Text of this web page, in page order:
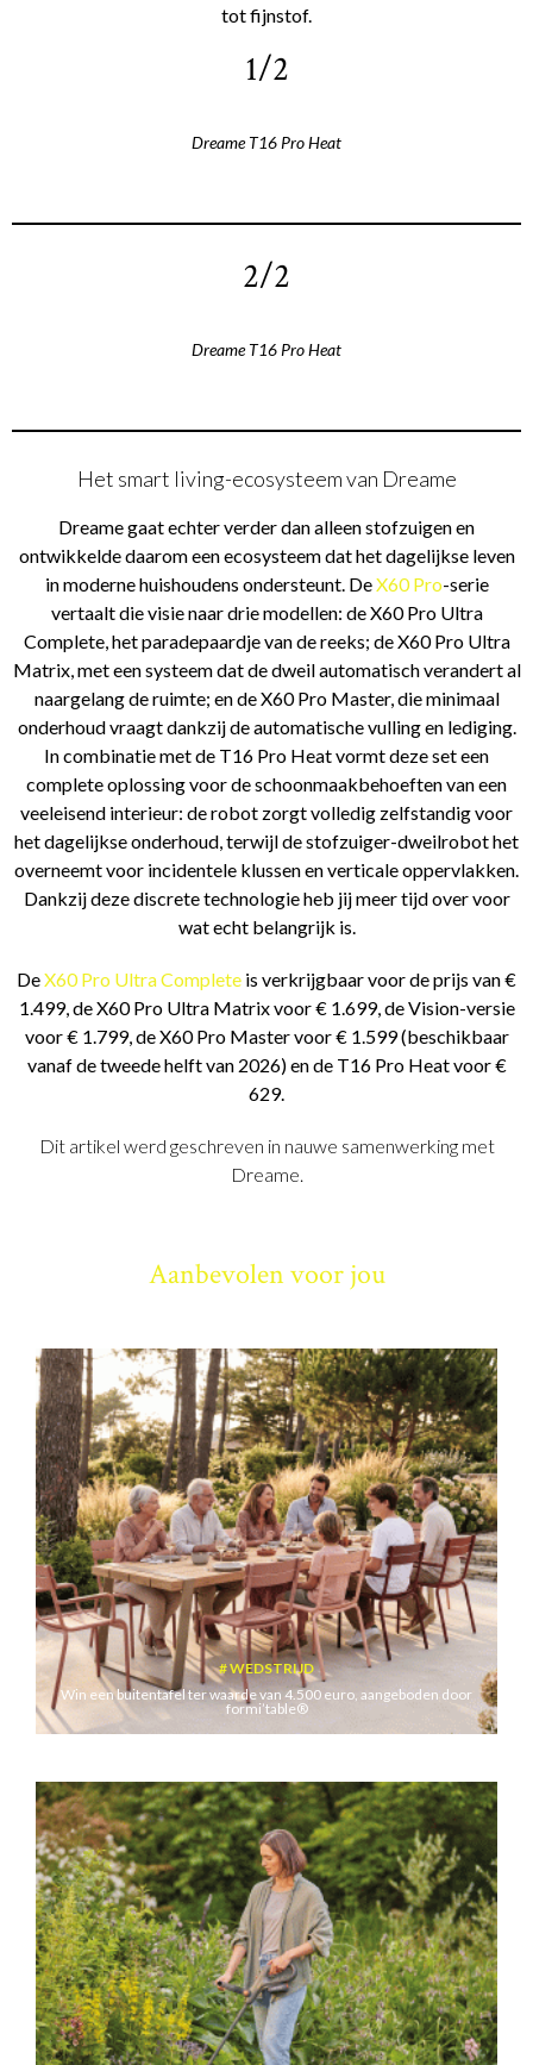
tot fijnstof.
1/2
Dreame T16 Pro Heat
2/2
Dreame T16 Pro Heat
Het smart living-ecosysteem van Dreame
Dreame gaat echter verder dan alleen stofzuigen en
ontwikkelde daarom een ecosysteem dat het dagelijkse leven
in moderne huishoudens ondersteunt. DeX60 Pro-serie
vertaalt die visie naar drie modellen: de X60 Pro Ultra
Complete, het paradepaardje van de reeks; de X60 Pro Ultra
Matrix, met een systeem dat de dweil automatisch verandert al
naargelang de ruimte; en de X60 Pro Master, die minimaal
onderhoud vraagt dankzij de automatische vulling en lediging.
In combinatie met de T16 Pro Heat vormt deze set een
complete oplossing voor de schoonmaakbehoeften van een
veeleisend interieur: de robot zorgt volledig zelfstandig voor
het dagelijkse onderhoud, terwijl de stofzuiger-dweilrobot het
overneemt voor incidentele klussen en verticale oppervlakken.
Dankzij deze discrete technologie heb jij meer tijd over voor
wat echt belangrijk is.
DeX60 Pro Ultra Complete is verkrijgbaar voor de prijs van €
1.499, de X60 Pro Ultra Matrix voor € 1.699, de Vision-versie
voor € 1.799, de X60 Pro Master voor € 1.599 (beschikbaar
vanaf de tweede helft van 2026) en de T16 Pro Heat voor €
629.
Dit artikel werd geschreven in nauwe samenwerking met
Dreame.
Aanbevolen voor jou
WEDSTRIJD
Win een buitentafel ter waarde van 4.500 euro, aangeboden door
formi’table®